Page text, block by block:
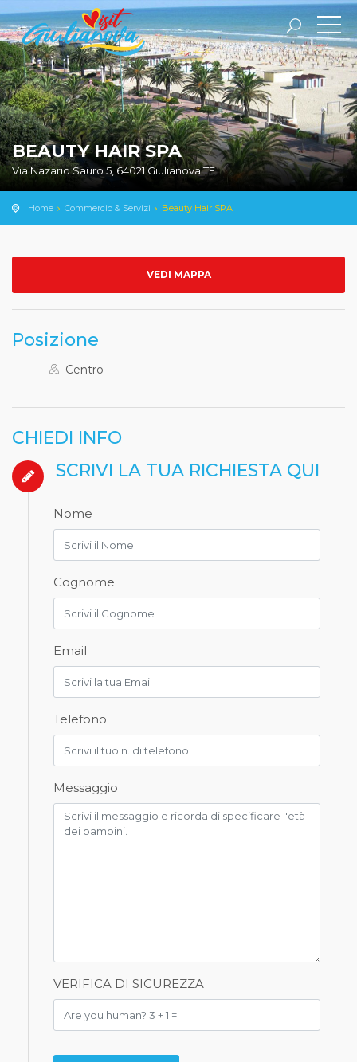
BEAUTY HAIR SPA
Via Nazario Sauro 5, 64021 Giulianova TE
Home Commercio & Servizi Beauty Hair SPA
VEDI MAPPA
Posizione
Centro
CHIEDI INFO
SCRIVI LA TUA RICHIESTA QUI
Nome
Cognome
Email
Telefono
Messaggio
VERIFICA DI SICUREZZA